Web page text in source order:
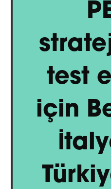
test
için